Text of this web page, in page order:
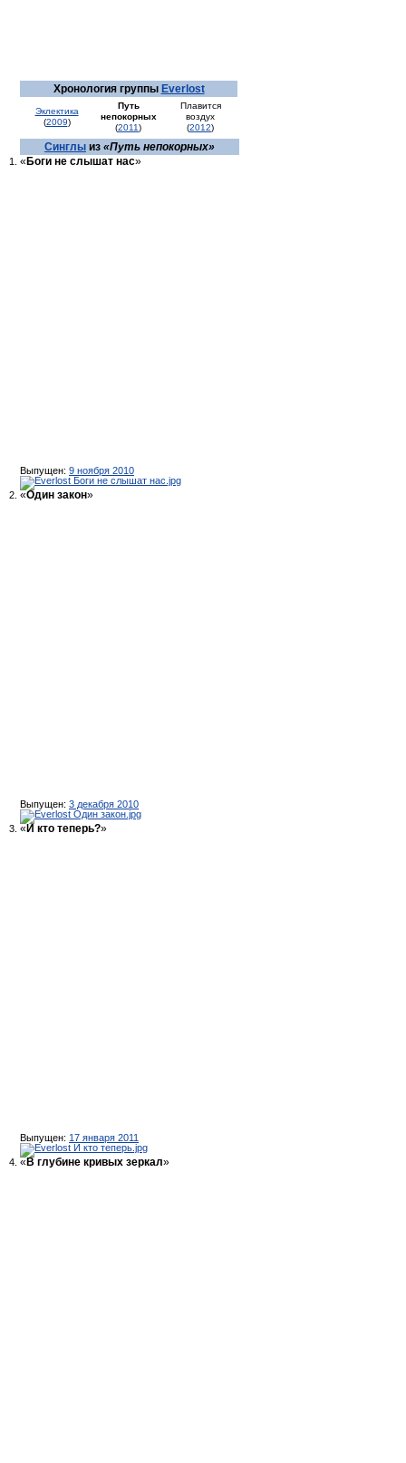
Хронология группы Everlost
Эклектика
(2009)
Путь
непокорных
(2011)
Плавится
воздух
(2012)
Синглы из «Путь непокорных»
« Боги не слышат нас»
Выпущен: 9 ноября 2010
«Один закон»
Выпущен: 3 декабря 2010
« И кто теперь?»
Выпущен: 17 января 2011
« В глубине кривых зеркал»